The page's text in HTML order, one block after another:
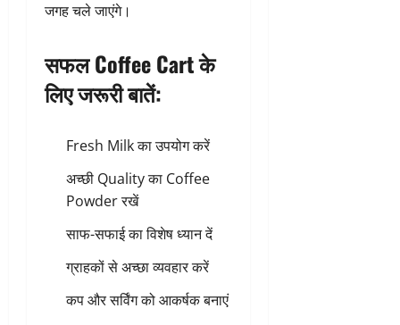
जगह चले जाएंगे।
सफल Coffee Cart के
लिए जरूरी बातें:
Fresh Milk का उपयोग करें
अच्छी Quality का Coffee
Powder रखें
साफ-सफाई का विशेष ध्यान दें
ग्राहकों से अच्छा व्यवहार करें
कप और सर्विंग को आकर्षक बनाएं